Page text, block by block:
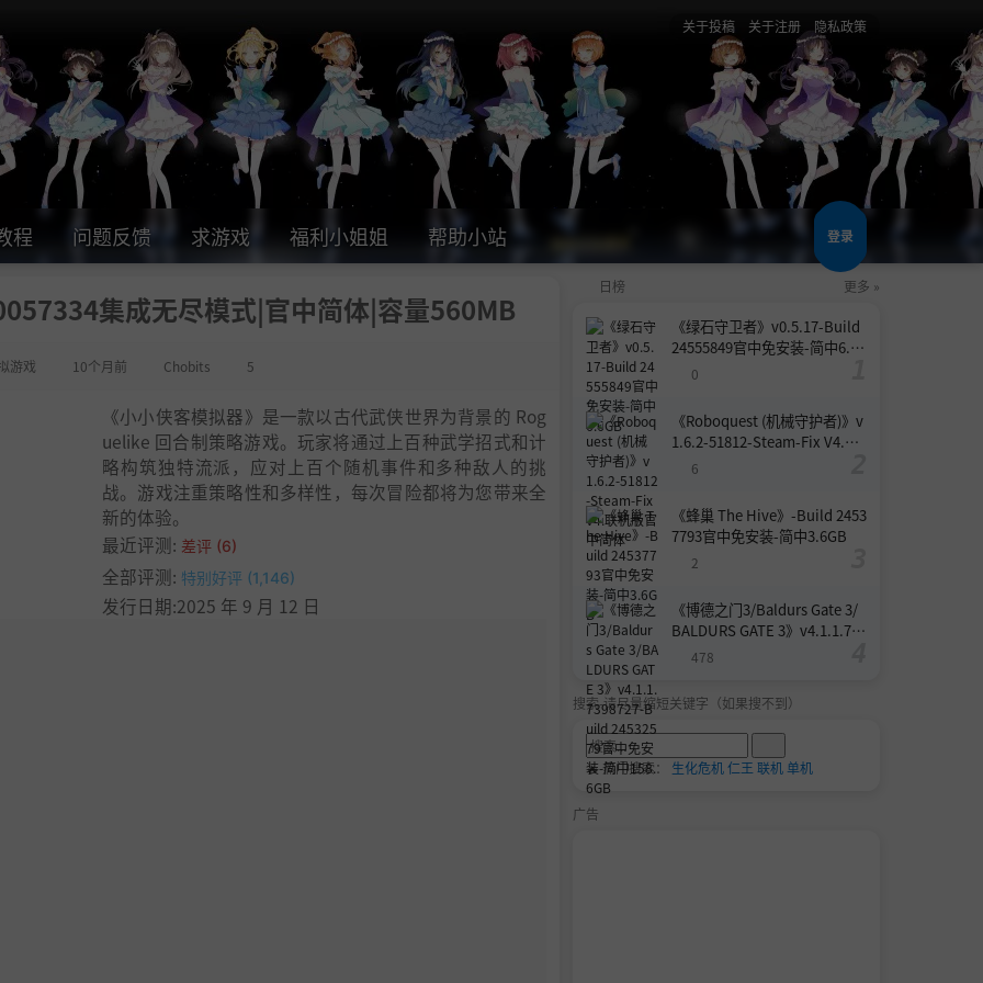
关于投稿 关于注册 隐私政策
程 问题反馈 求游戏 福利小姐姐 帮助小站 登录
集成无尽模式|官中简体|容量560MB
游戏 10个月前 Chobits 5
《小小侠客模拟器》是一款以古代武侠世界为背景的 Rog
uelike 回合制策略游戏。玩家将通过上百种武学招式和计
略构筑独特流派，应对上百个随机事件和多种敌人的挑
战。游戏注重策略性和多样性，每次冒险都将为您带来全
新的体验。
最近评测: 差评 (6)
全部评测: 特别好评 (1,146)
发行日期:2025 年 9 月 12 日
日榜 更多 »
《绿石守卫者》v0.5.17-Build
24555849官中免安装-简中6.6
0
《Roboquest (机械守护者)》v
1.6.2-51812-Steam-Fix V4.联
机版官中简体
6
《蜂巢 The Hive》-Build 2453
7793官中免安装-简中3.6GB
2
《博德之门3/Baldurs Gate 3/
BALDURS GATE 3》v4.1.1.739
8727-Build 24532579官中免安
478
搜索-请尽量缩短关键字（如果搜不到）
🔥 热门搜索： 生化危机仁王 联机单机
广告